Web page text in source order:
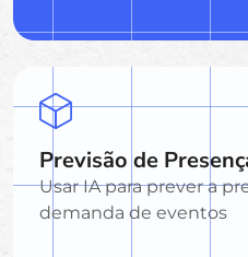
Previsão de
Usar IA para prever a
demanda de eventos